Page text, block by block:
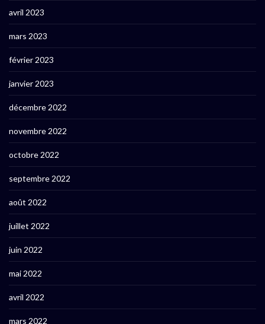
avril 2023
mars 2023
février 2023
janvier 2023
décembre 2022
novembre 2022
octobre 2022
septembre 2022
août 2022
juillet 2022
juin 2022
mai 2022
avril 2022
mars 2022